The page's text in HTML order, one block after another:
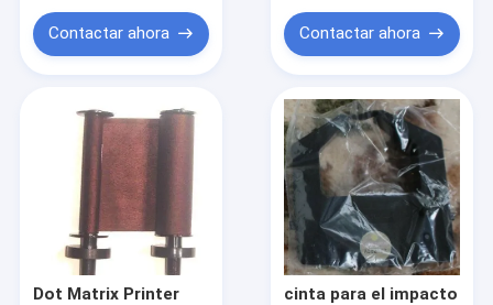
cinta de la impresora
Pieza del minilab de Konica
Pieza de Poli Laserlab
Pieza del minilab de Noritsu
pieza del minilab del doli
Contactar ahora Contactar ahora
Dot Matrix Printer
cinta para el impacto